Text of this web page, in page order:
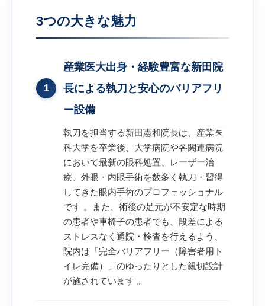
3つの大きな魅力
1
産業医大出身・経験豊富な新田院
長による執刀と安心のバリアフリ
ー設備
執刀を担当する新田憲和院長は、産業医
科大学を卒業後、大学病院や各関連病院
において最新の眼科処置、レーザー治
療、外眼・内眼手術を数多く執刀・習得
してきた眼内手術のプロフェッショナル
です 。また、術後の足元が不安定な時期
の患者や車椅子の患者でも、段差による
ストレスなく通院・検査を行えるよう、
院内は「完全バリアフリー（障害者用ト
イレ完備）」のゆったりとした親切設計
が施されています 。